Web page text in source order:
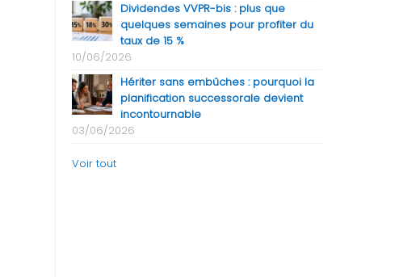
Dividendes VVPR-bis : plus que
quelques semaines pour profiter du
taux de 15 %
10/06/2026
Hériter sans embûches : pourquoi la
planification successorale devient
incontournable
03/06/2026
Voir tout